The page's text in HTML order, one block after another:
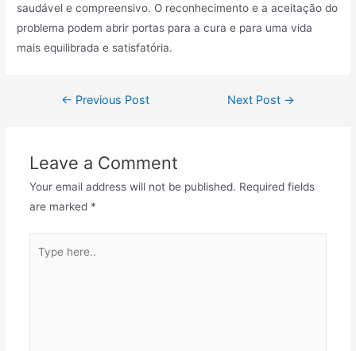
saudável e compreensivo. O reconhecimento e a aceitação do
problema podem abrir portas para a cura e para uma vida
mais equilibrada e satisfatória.
Post← Previous Post Next Post →
Leave a Comment
Your email address will not be published. Required fields
are marked *
here..